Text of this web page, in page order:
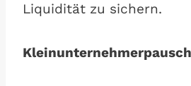
Liquidität zu sichern.